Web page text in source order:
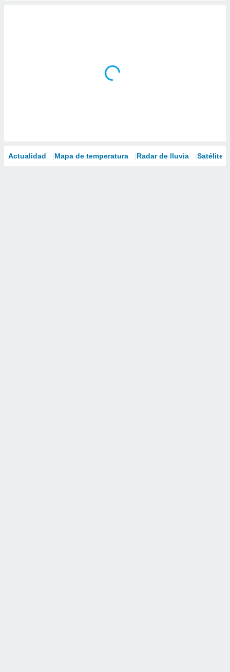
Actualidad Mapa de temperatura Radar de lluvia Satélites